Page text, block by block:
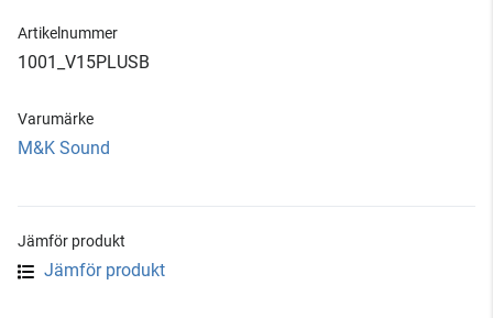
Artikelnummer
1001_V15PLUSB
Varumärke
M&K Sound
Jämför produkt
Jämför produkt